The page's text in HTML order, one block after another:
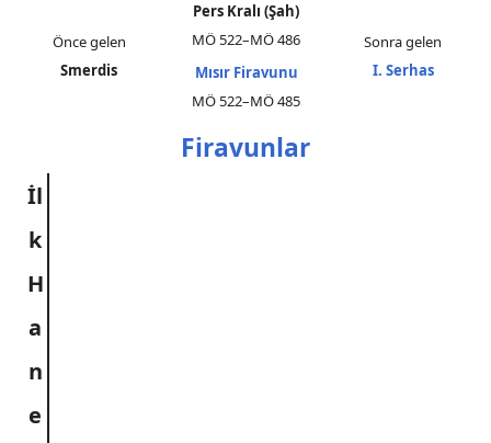
Önce gelen
Smerdis
Pers Kralı (Şah)
MÖ 522–MÖ 486
Sonra gelen
I. Serhas
Mısır Firavunu
MÖ 522–MÖ 485
Firavunlar
İl
k
H
a
n
e